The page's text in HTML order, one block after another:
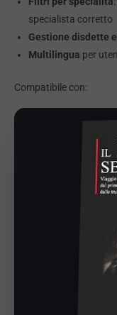
specialista corretto
Gestione disdette
Multilingua per
Compatibile con:
e molte altre
Perché
centro